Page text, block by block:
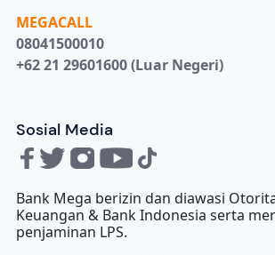
MEGACALL
08041500010
+62 21 29601600 (Luar Negeri)
Sosial Media
Bank Mega berizin dan diawasi
Keuangan & Bank Indonesia serta
penjaminan LPS.